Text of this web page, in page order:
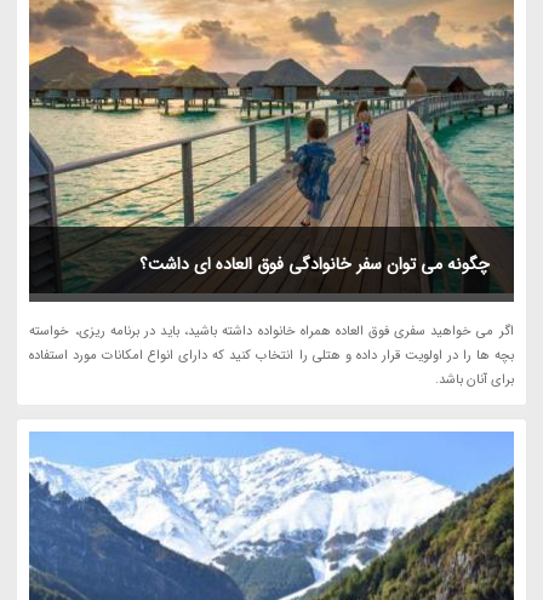
چگونه می توان سفر خانوادگی فوق العاده ای داشت؟
اگر می خواهید سفری فوق العاده همراه خانواده داشته باشید، باید در برنامه ریزی، خواسته
بچه ها را در اولویت قرار داده و هتلی را انتخاب کنید که دارای انواع امکانات مورد استفاده
برای آنان باشد.